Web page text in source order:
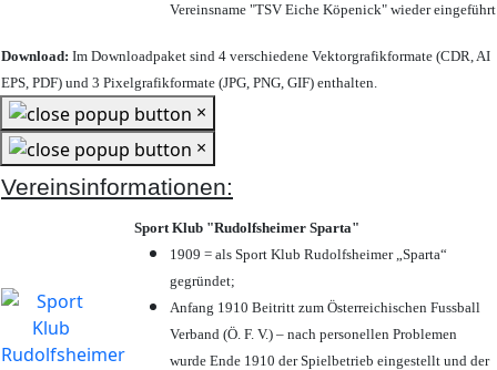
Vereinsname "TSV Eiche Köpenick" wieder eingeführt
Download: Im Downloadpaket sind 4 verschiedene Vektorgrafikformate (CDR, AI
EPS, PDF) und 3 Pixelgrafikformate (JPG, PNG, GIF) enthalten.
×
×
Vereinsinformationen:
Sport Klub "Rudolfsheimer Sparta"
1909 = als Sport Klub Rudolfsheimer „Sparta“
gegründet;
Anfang 1910 Beitritt zum Österreichischen Fussball
Verband (Ö. F. V.) – nach personellen Problemen
wurde Ende 1910 der Spielbetrieb eingestellt und der